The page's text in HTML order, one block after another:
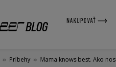
NAKUPOVAŤ
» Príbehy » Mama knows best. Ako